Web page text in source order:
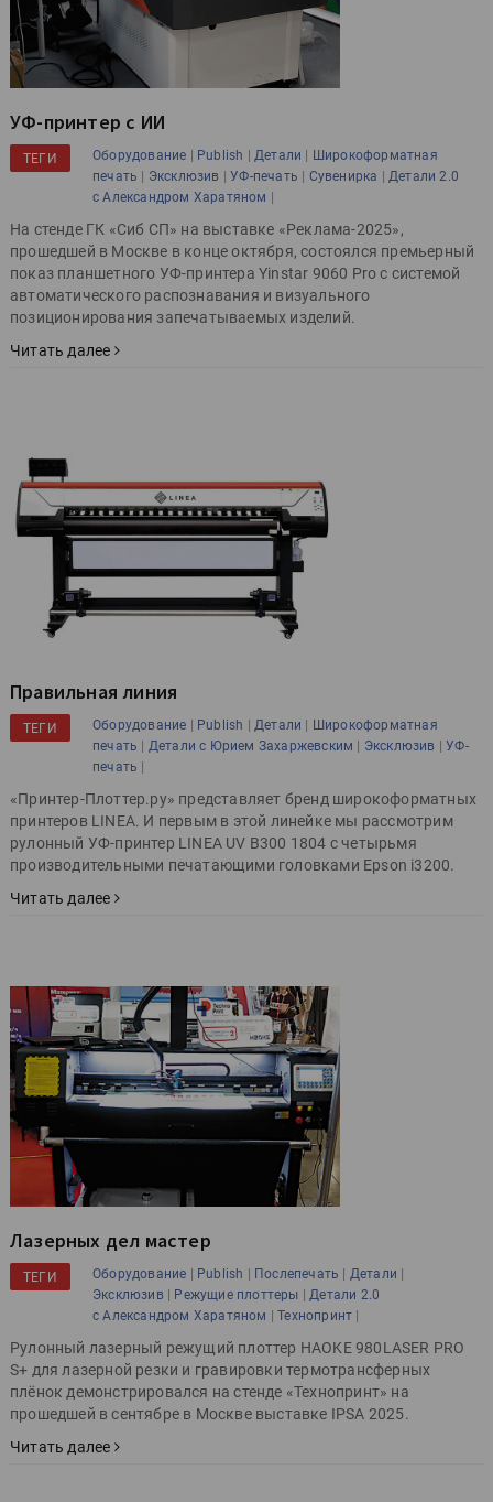
УФ-принтер с ИИ
ТЕГИ Оборудование | Publish | Детали | Широкоформатная
печать | Эксклюзив |УФ-печать | Сувенирка | Детали 2.0
с Александром Харатяном |
На cтенде ГК «Сиб СП» на выставке «Реклама-2025»,
прошедшей в Москве в конце октября, состоялся премьерный
показ планшетного УФ-принтера Yinstar 9060 Pro с системой
автоматического распознавания и визуального
позиционирования запечатываемых изделий.
Читать далее
Правильная линия
ТЕГИ Оборудование | Publish |Детали | Широкоформатная
печать | Детали с Юрием Захаржевским | Эксклюзив |УФ-
печать |
«Принтер-Плоттер.ру» представляет бренд широкоформатных
принтеров LINEA. И первым в этой линейке мы рассмотрим
рулонный УФ-принтер LINEA UV B300 1804 с четырьмя
производительными печатающими головками Epson i3200.
Читать далее
Лазерных дел мастер
ТЕГИ Оборудование | Publish | Послепечать | Детали |
Эксклюзив | Режущие плоттеры |Детали 2.0
с Александром Харатяном |Технопринт |
Рулонный лазерный режущий плоттер HAOKE 980LASER PRO
S+ для лазерной резки и гравировки термотрансферных
плёнок демонстрировался на стенде «Технопринт» на
прошедшей в сентябре в Москве выставке IPSA 2025.
Читать далее